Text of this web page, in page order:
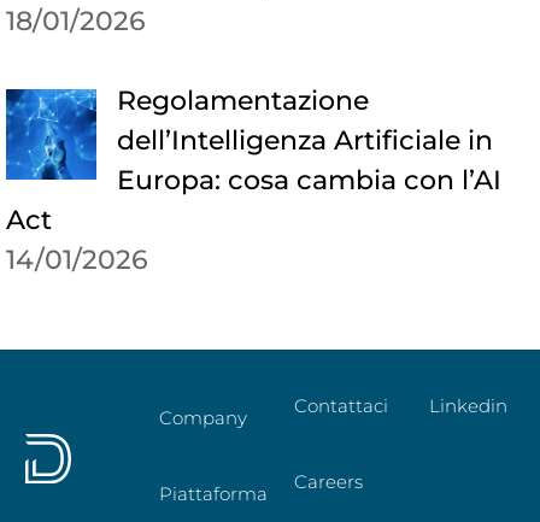
18/01/2026
Regolamentazione
dell’Intelligenza Artificiale in
Europa: cosa cambia con l’AI
Act
14/01/2026
Company
Piattaforma
Contattaci
Careers
Linkedin